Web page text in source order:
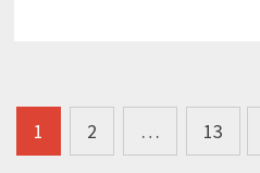
Navegación
1 2 … 13